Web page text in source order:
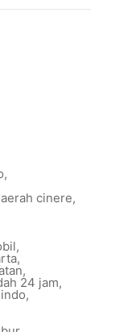
,
cinere,
,
,
,
24 jam,
,